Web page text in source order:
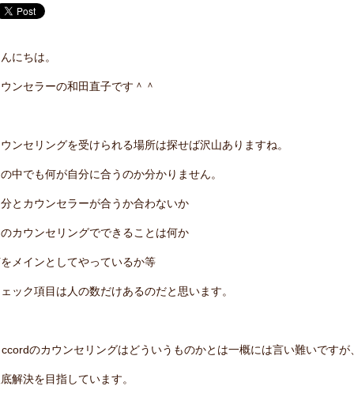
にちは。
ンセラーの和田直子です＾＾
ンセリングを受けられる場所は探せば沢山ありますね。
中でも何が自分に合うのか分かりません。
とカウンセラーが合うか合わないか
カウンセリングでできることは何か
メインとしてやっているか等
ック項目は人の数だけあるのだと思います。
のカウンセリングはどういうものかとは一概には言い難いですが、
解決を目指しています。